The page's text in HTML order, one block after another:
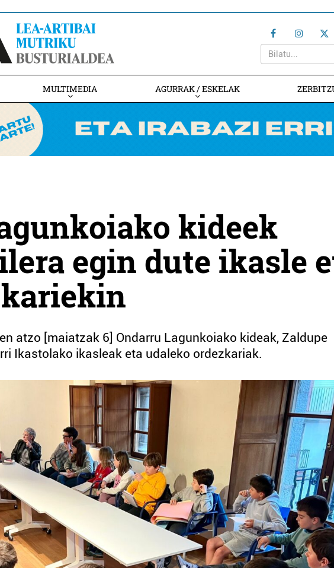
MULTIMEDIA AGURRAK / ESKELAK
kideek
egin dute ikasle
atzo [maiatzak 6] Ondarru Lagunkoiako kideak, Zaldupe
Ikastolako ikasleak eta udaleko ordezkariak.